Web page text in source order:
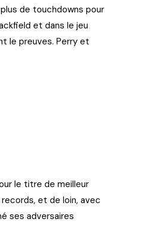
de touchdowns pour
et dans le jeu
le preuves. Perry et
le titre de meilleur
et de loin, avec
ses adversaires